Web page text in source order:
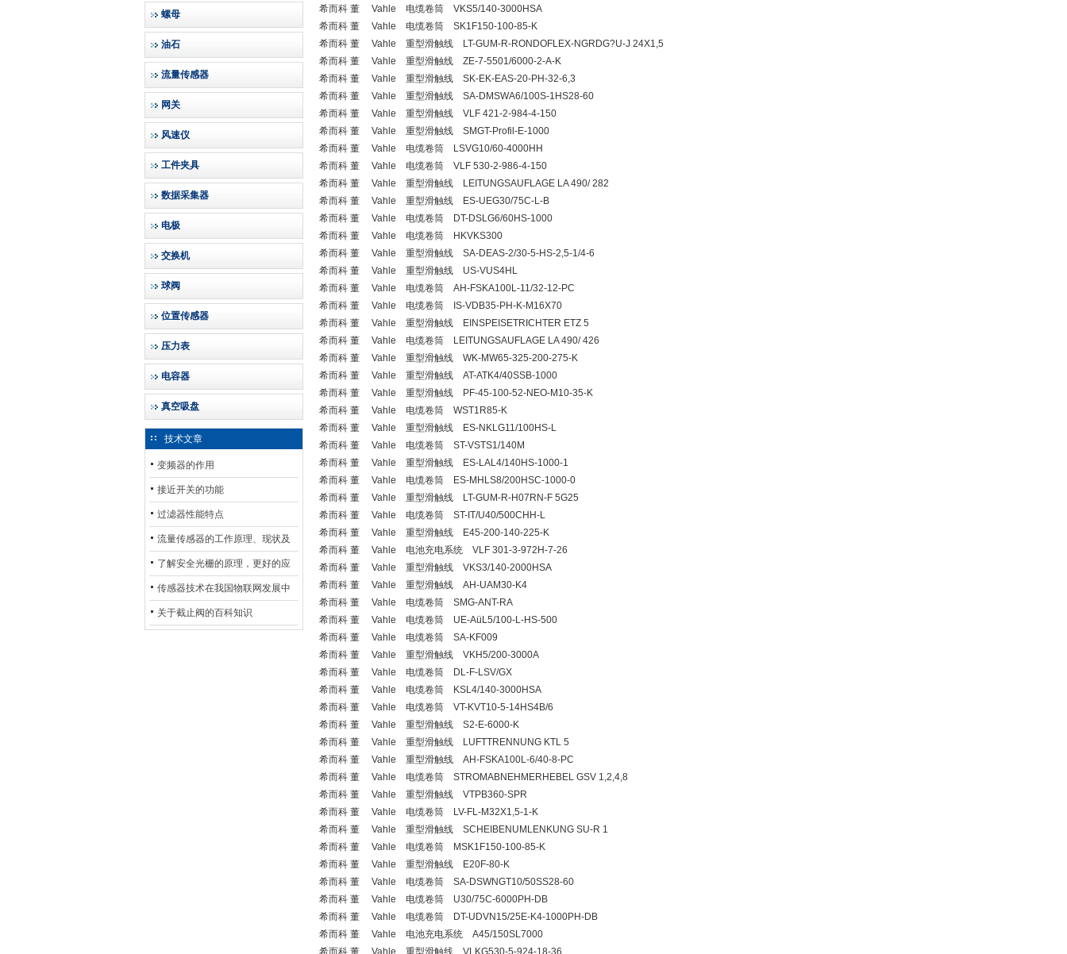
螺母
油石
流量传感器
网关
风速仪
工件夹具
数据采集器
电极
交换机
球阀
位置传感器
压力表
电容器
真空吸盘
技术文章
变频器的作用
接近开关的功能
过滤器性能特点
流量传感器的工作原理、现状及
其发展前景
了解安全光栅的原理，更好的应
用安全光栅
传感器技术在我国物联网发展中
的地位*
关于截止阀的百科知识
希而科 董 Vahle 电缆卷筒 VKS5/140-3000HSA
希而科 董 Vahle 电缆卷筒 SK1F150-100-85-K
希而科 董 Vahle 重型滑触线 LT-GUM-R-RONDOFLEX-NGRDG?U-J 24X1,5
希而科 董 Vahle 重型滑触线 ZE-7-5501/6000-2-A-K
希而科 董 Vahle 重型滑触线 SK-EK-EAS-20-PH-32-6,3
希而科 董 Vahle 重型滑触线 SA-DMSWA6/100S-1HS28-60
希而科 董 Vahle 重型滑触线 VLF 421-2-984-4-150
希而科 董 Vahle 重型滑触线 SMGT-Profil-E-1000
希而科 董 Vahle 电缆卷筒 LSVG10/60-4000HH
希而科 董 Vahle 电缆卷筒 VLF 530-2-986-4-150
希而科 董 Vahle 重型滑触线 LEITUNGSAUFLAGE LA 490/ 282
希而科 董 Vahle 重型滑触线 ES-UEG30/75C-L-B
希而科 董 Vahle 电缆卷筒 DT-DSLG6/60HS-1000
希而科 董 Vahle 电缆卷筒 HKVKS300
希而科 董 Vahle 重型滑触线 SA-DEAS-2/30-5-HS-2,5-1/4-6
希而科 董 Vahle 重型滑触线 US-VUS4HL
希而科 董 Vahle 电缆卷筒 AH-FSKA100L-11/32-12-PC
希而科 董 Vahle 电缆卷筒 IS-VDB35-PH-K-M16X70
希而科 董 Vahle 重型滑触线 EINSPEISETRICHTER ETZ 5
希而科 董 Vahle 电缆卷筒 LEITUNGSAUFLAGE LA 490/ 426
希而科 董 Vahle 重型滑触线 WK-MW65-325-200-275-K
希而科 董 Vahle 重型滑触线 AT-ATK4/40SSB-1000
希而科 董 Vahle 重型滑触线 PF-45-100-52-NEO-M10-35-K
希而科 董 Vahle 电缆卷筒 WST1R85-K
希而科 董 Vahle 重型滑触线 ES-NKLG11/100HS-L
希而科 董 Vahle 电缆卷筒 ST-VSTS1/140M
希而科 董 Vahle 重型滑触线 ES-LAL4/140HS-1000-1
希而科 董 Vahle 电缆卷筒 ES-MHLS8/200HSC-1000-0
希而科 董 Vahle 重型滑触线 LT-GUM-R-H07RN-F 5G25
希而科 董 Vahle 电缆卷筒 ST-IT/U40/500CHH-L
希而科 董 Vahle 重型滑触线 E45-200-140-225-K
希而科 董 Vahle 电池充电系统 VLF 301-3-972H-7-26
希而科 董 Vahle 重型滑触线 VKS3/140-2000HSA
希而科 董 Vahle 重型滑触线 AH-UAM30-K4
希而科 董 Vahle 电缆卷筒 SMG-ANT-RA
希而科 董 Vahle 电缆卷筒 UE-AüL5/100-L-HS-500
希而科 董 Vahle 电缆卷筒 SA-KF009
希而科 董 Vahle 重型滑触线 VKH5/200-3000A
希而科 董 Vahle 电缆卷筒 DL-F-LSV/GX
希而科 董 Vahle 电缆卷筒 KSL4/140-3000HSA
希而科 董 Vahle 电缆卷筒 VT-KVT10-5-14HS4B/6
希而科 董 Vahle 重型滑触线 S2-E-6000-K
希而科 董 Vahle 重型滑触线 LUFTTRENNUNG KTL 5
希而科 董 Vahle 重型滑触线 AH-FSKA100L-6/40-8-PC
希而科 董 Vahle 电缆卷筒 STROMABNEHMERHEBEL GSV 1,2,4,8
希而科 董 Vahle 重型滑触线 VTPB360-SPR
希而科 董 Vahle 电缆卷筒 LV-FL-M32X1,5-1-K
希而科 董 Vahle 重型滑触线 SCHEIBENUMLENKUNG SU-R 1
希而科 董 Vahle 电缆卷筒 MSK1F150-100-85-K
希而科 董 Vahle 重型滑触线 E20F-80-K
希而科 董 Vahle 电缆卷筒 SA-DSWNGT10/50SS28-60
希而科 董 Vahle 电缆卷筒 U30/75C-6000PH-DB
希而科 董 Vahle 电缆卷筒 DT-UDVN15/25E-K4-1000PH-DB
希而科 董 Vahle 电池充电系统 A45/150SL7000
希而科 董 Vahle 重型滑触线 VLKG530-5-924-18-36